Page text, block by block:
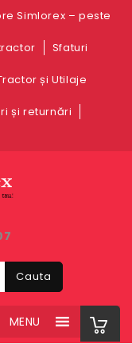
Simlorex – peste
Sfaturi
și Utilaje
și returnări
Cauta
MENU